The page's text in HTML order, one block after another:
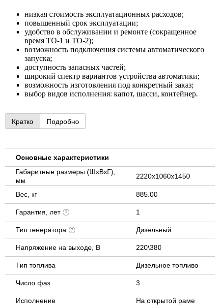
низкая стоимость эксплуатационных расходов;
повышенный срок эксплуатации;
удобство в обслуживании и ремонте (сокращенное
время ТО-1 и ТО-2);
возможность подключения системы автоматического
запуска;
доступность запасных частей;
широкий спектр вариантов устройства автоматики;
возможность изготовления под конкретный заказ;
выбор видов исполнения: капот, шасси, контейнер.
Кратко Подробно
Основные характеристики
Габаритные размеры (ШхВхГ),
мм
2220x1060x1450
Вес, кг 885.00
Гарантия, лет 1
Тип генератора Дизельный
Напряжение на выходе, В 220\380
Тип топлива Дизельное топливо
Число фаз 3
Исполнение На открытой раме